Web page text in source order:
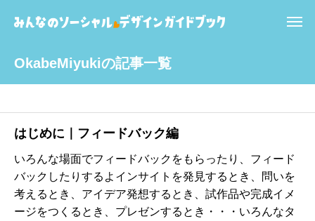
OkabeMiyukiの記事一覧
はじめに｜フィードバック編
いろんな場面でフィードバックをもらったり、フィード
バックしたりするよインサイトを発見するとき、問いを
考えるとき、アイデア発想するとき、試作品や完成イメ
ージをつくるとき、プレゼンするとき・・・いろんなタ